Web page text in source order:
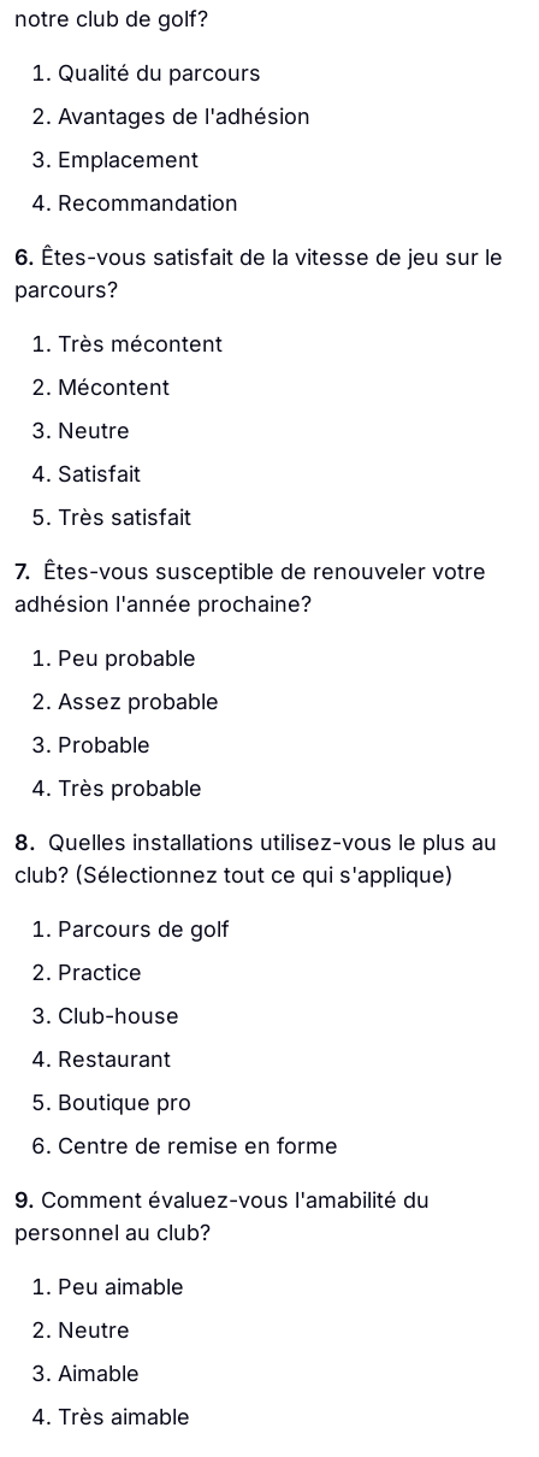
notre club de golf?
Qualité du parcours
Avantages de l'adhésion
Emplacement
Recommandation
6. Êtes-vous satisfait de la vitesse de jeu sur le
parcours?
Très mécontent
Mécontent
Neutre
Satisfait
Très satisfait
7. Êtes-vous susceptible de renouveler votre
adhésion l'année prochaine?
Peu probable
Assez probable
Probable
Très probable
8. Quelles installations utilisez-vous le plus au
club? (Sélectionnez tout ce qui s'applique)
Parcours de golf
Practice
Club-house
Restaurant
Boutique pro
Centre de remise en forme
9. Comment évaluez-vous l'amabilité du
personnel au club?
Peu aimable
Neutre
Aimable
Très aimable